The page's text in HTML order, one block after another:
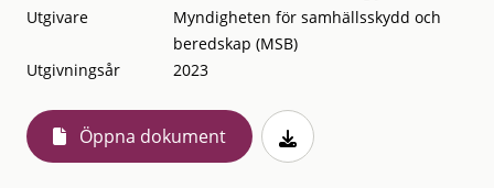
Utgivare
Myndigheten för samhällsskydd och
beredskap (MSB)
Utgivningsår
2023
Öppna dokument